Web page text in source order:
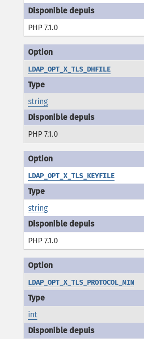
PHP 7.1.0
LDAP_OPT_X_TLS_DHFILE
string
PHP 7.1.0
LDAP_OPT_X_TLS_KEYFILE
string
PHP 7.1.0
LDAP_OPT_X_TLS_PROTOCOL_MIN
int